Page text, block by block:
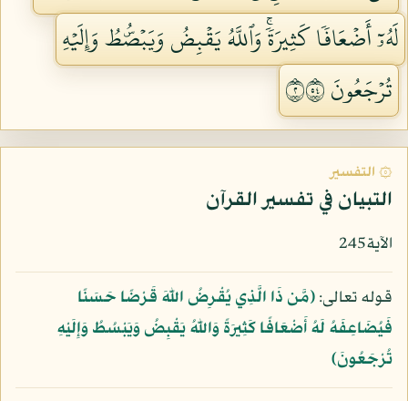
لَهُۥٓ أَضۡعَافٗا كَثِيرَةٗۚ وَٱللَّهُ يَقۡبِضُ وَيَبۡصُۜطُ وَإِلَيۡهِ
تُرۡجَعُونَ ٢٤٥
۞ التفسير
التبيان في تفسير القرآن
الآية245
قوله تعالى:﴿مَّن ذَا الَّذِي يُقْرِضُ اللّهَ قَرْضًا حَسَنًا
فَيُضَاعِفَهُ لَهُ أَضْعَافًا كَثِيرَةً وَاللّهُ يَقْبِضُ وَيَبْسُطُ وَإِلَيْهِ
تُرْجَعُونَ﴾